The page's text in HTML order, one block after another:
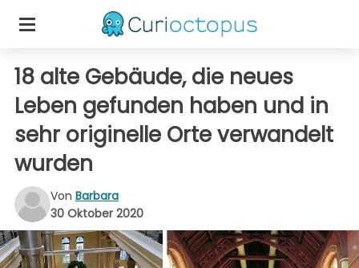
18 alte Gebäude, die neues
Leben gefunden haben und in
sehr originelle Orte verwandelt
wurden
Von Barbara
30 Oktober 2020